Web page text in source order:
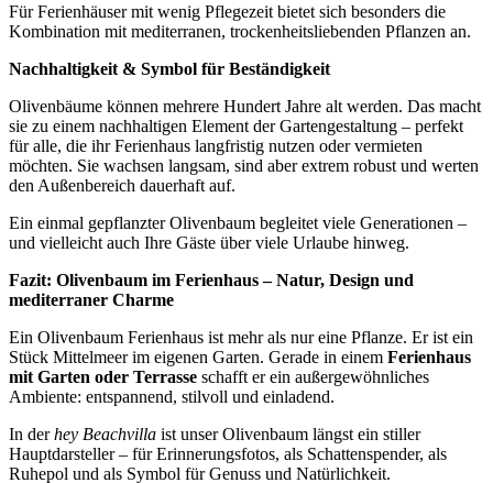
Für Ferienhäuser mit wenig Pflegezeit bietet sich besonders die
Kombination mit mediterranen, trockenheitsliebenden Pflanzen an.
Nachhaltigkeit & Symbol für Beständigkeit
Olivenbäume können mehrere Hundert Jahre alt werden. Das macht
sie zu einem nachhaltigen Element der Gartengestaltung – perfekt
für alle, die ihr Ferienhaus langfristig nutzen oder vermieten
möchten. Sie wachsen langsam, sind aber extrem robust und werten
den Außenbereich dauerhaft auf.
Ein einmal gepflanzter Olivenbaum begleitet viele Generationen –
und vielleicht auch Ihre Gäste über viele Urlaube hinweg.
Fazit: Olivenbaum im Ferienhaus – Natur, Design und
mediterraner Charme
Ein Olivenbaum Ferienhaus ist mehr als nur eine Pflanze. Er ist ein
Stück Mittelmeer im eigenen Garten. Gerade in einem Ferienhaus
mit Garten oder Terrasse schafft er ein außergewöhnliches
Ambiente: entspannend, stilvoll und einladend.
In derhey Beachvilla ist unser Olivenbaum längst ein stiller
Hauptdarsteller – für Erinnerungsfotos, als Schattenspender, als
Ruhepol und als Symbol für Genuss und Natürlichkeit.